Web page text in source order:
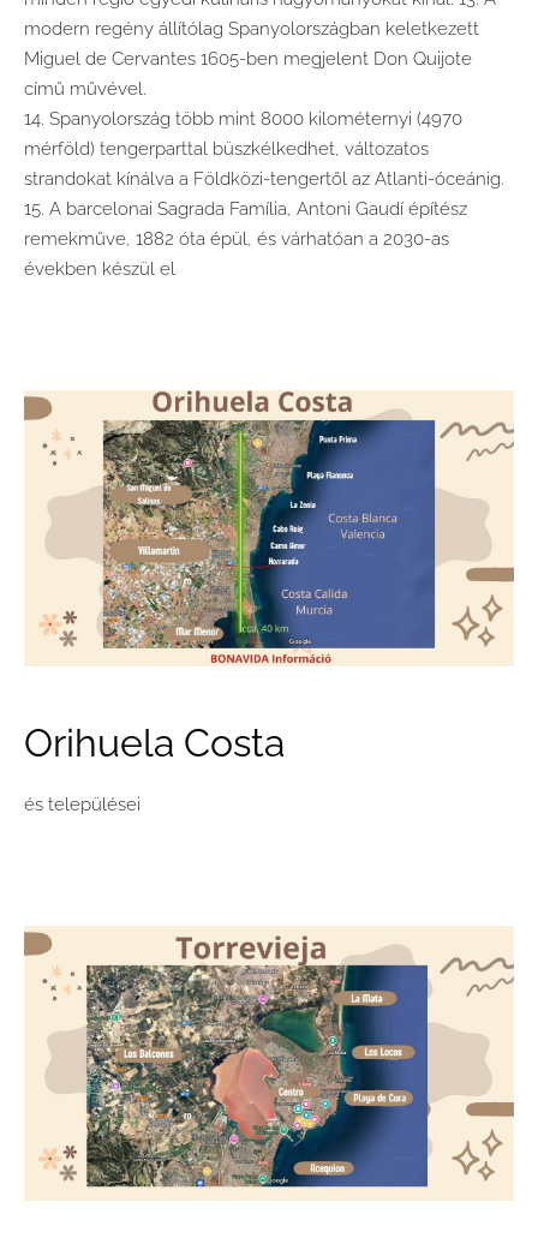
modern regény állítólag Spanyolországban keletkezett
Miguel de Cervantes 1605-ben megjelent Don Quijote
című művével.
14. Spanyolország több mint 8000 kilométernyi (4970
mérföld) tengerparttal büszkélkedhet, változatos
strandokat kínálva a Földközi-tengertől az Atlanti-óceánig.
15. A barcelonai Sagrada Família, Antoni Gaudí építész
remekműve, 1882 óta épül, és várhatóan a 2030-as
években készül el
Orihuela Costa
és települései